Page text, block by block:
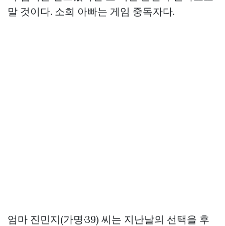
말 것이다. 소희 아빠는 게임 중독자다.
엄마 진민지(가명·39) 씨는 지난날의 선택을 후